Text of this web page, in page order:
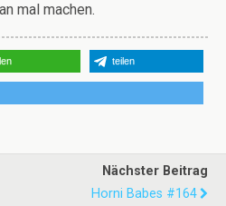
mal machen.
teilen
Nächster Beitrag
Horni Babes #164